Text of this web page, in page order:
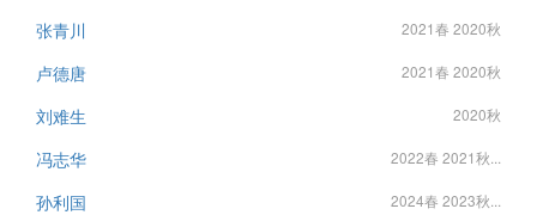
张青川 2021春 2020秋
卢德唐 2021春 2020秋
刘难生 2020秋
冯志华 2022春 2021秋...
孙利国 2024春 2023秋...